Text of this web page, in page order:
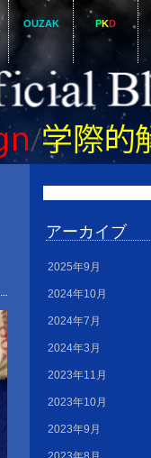
OUZAK PKD
アーカイブ
2025年9月
2024年10月
2024年7月
2024年3月
2023年11月
2023年10月
2023年9月